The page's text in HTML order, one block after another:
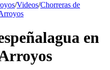
/Videos/Chorreras de
en